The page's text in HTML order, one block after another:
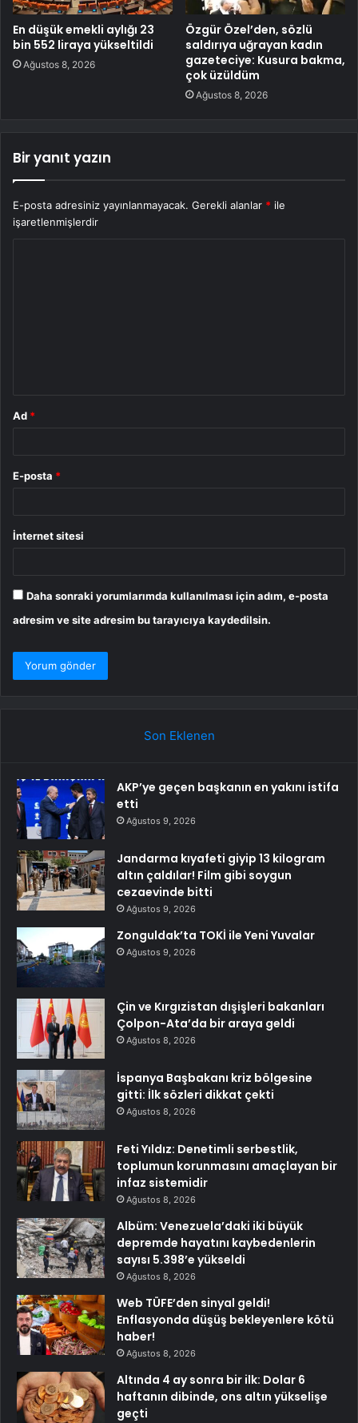
En düşük emekli aylığı 23
bin 552 liraya yükseltildi
Ağustos 8, 2026
Özgür Özel’den, sözlü
saldırıya uğrayan kadın
gazeteciye: Kusura bakma,
çok üzüldüm
Ağustos 8, 2026
Bir yanıt yazın
E-posta adresiniz yayınlanmayacak. Gerekli alanlar * ile
işaretlenmişlerdir
Ad *
E-posta *
İnternet sitesi
Daha sonraki yorumlarımda kullanılması için adım, e-posta
adresim ve site adresim bu tarayıcıya kaydedilsin.
Son Eklenen
AKP’ye geçen başkanın en yakını istifa
etti
Ağustos 9, 2026
Jandarma kıyafeti giyip 13 kilogram
altın çaldılar! Film gibi soygun
cezaevinde bitti
Ağustos 9, 2026
Zonguldak’ta TOKİ ile Yeni Yuvalar
Ağustos 9, 2026
Çin ve Kırgızistan dışişleri bakanları
Çolpon-Ata’da bir araya geldi
Ağustos 8, 2026
İspanya Başbakanı kriz bölgesine
gitti: İlk sözleri dikkat çekti
Ağustos 8, 2026
Feti Yıldız: Denetimli serbestlik,
toplumun korunmasını amaçlayan bir
infaz sistemidir
Ağustos 8, 2026
Albüm: Venezuela’daki iki büyük
depremde hayatını kaybedenlerin
sayısı 5.398’e yükseldi
Ağustos 8, 2026
Web TÜFE’den sinyal geldi!
Enflasyonda düşüş bekleyenlere kötü
haber!
Ağustos 8, 2026
Altında 4 ay sonra bir ilk: Dolar 6
haftanın dibinde, ons altın yükselişe
geçti